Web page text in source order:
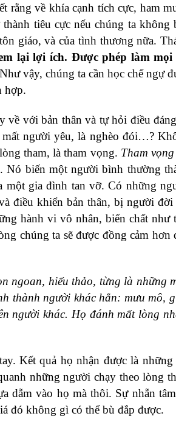
rằng về khía cạnh tích cực, ham
tiêu cực nếu chúng ta không
giáo, và của tình thương nữa.
lại lợi ích. Được phép làm mọi
vậy, chúng ta cần học chế ngự
hợp.
về với bản thân và tự hỏi điều
người yêu, là nghèo đói…?
tham, là tham vọng. Tham
. Nó biến một người bình thường
một gia đình tan vỡ. Có những
điều khiển bản thân, bị người đời
hành vi vô nhân, biến chất như
chúng ta sẽ được đồng cảm hơn
ngoan, hiếu thảo, từng là những
thành người khác hẳn: mưu mô,
người khác. Họ đánh mất lòng
Kết quả họ nhận được là những
những người chạy theo lòng
dẫm vào họ mà thôi. Sự nhẫn
đó không gì có thể bù đắp được.